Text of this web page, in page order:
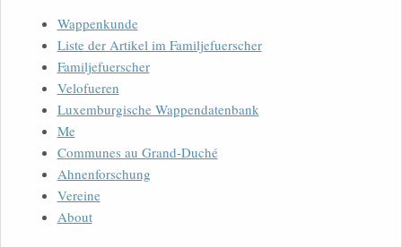
Wappenkunde
Liste der Artikel im Familjefuerscher
Familjefuerscher
Velofueren
Luxemburgische Wappendatenbank
Me
Communes au Grand-Duché
Ahnenforschung
Vereine
About